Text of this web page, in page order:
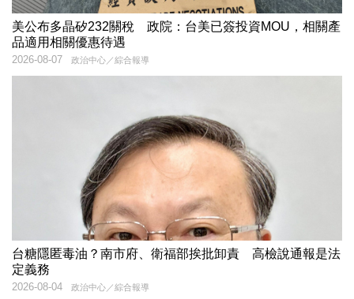
美公布多晶矽232關稅 政院：台美已簽投資MOU，相關產
品適用相關優惠待遇
政治中心／綜合報導
2026-08-07
台糖隱匿毒油？南市府、衛福部挨批卸責 高檢說通報是法
定義務
政治中心／綜合報導
2026-08-04